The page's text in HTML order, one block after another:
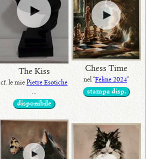
The Kiss
cf. le mie Pietre Esotiche
...
disponibile
Chess Time
nel “ Feline 2024”
stampa disp.